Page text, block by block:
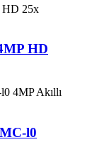
HD
l0